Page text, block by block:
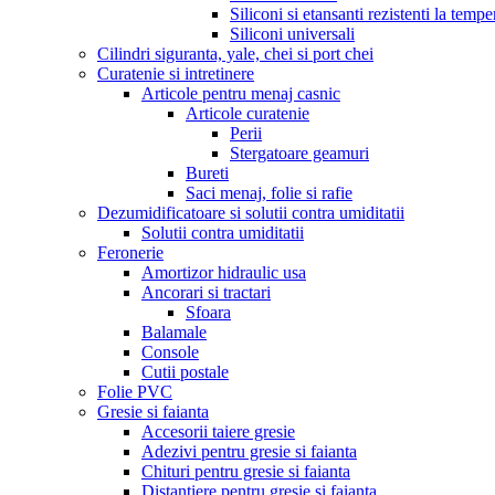
Siliconi si etansanti rezistenti la
Siliconi universali
Cilindri siguranta, yale, chei si port chei
Curatenie si intretinere
Articole pentru menaj casnic
Articole curatenie
Perii
Stergatoare geamuri
Bureti
Saci menaj, folie si rafie
Dezumidificatoare si solutii contra umiditatii
Solutii contra umiditatii
Feronerie
Amortizor hidraulic usa
Ancorari si tractari
Sfoara
Balamale
Console
Cutii postale
Folie PVC
Gresie si faianta
Accesorii taiere gresie
Adezivi pentru gresie si faianta
Chituri pentru gresie si faianta
Distantiere pentru gresie si faianta